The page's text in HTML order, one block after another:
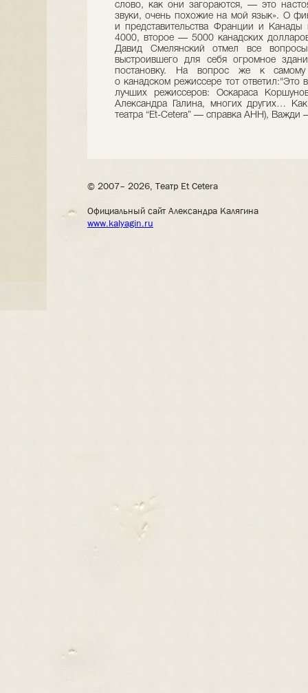
слово, как они загораются, — это
звуки, очень похожие на мой язык». О
и представительства Франции и
4000, второе — 5000 канадских
Давид Смелянский отмел все
выстроившего для себя огромное
постановку. На вопрос же к самому
о канадском режиссере тот
лучших режиссеров: Оскараса
Александра Галина, многих других…
театра “Et-Cetera” — справка АНН), Важди
© 2007– 2026, Театр Et Cetera
Официальный сайт Александра Калягина
www.kalyagin.ru